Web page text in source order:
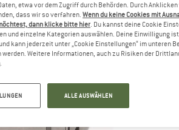
etwa vor dem Zugriff durch Behörden. Durch Anklicken
dass wir so verfahren. Wenn du keine Cookies mit
dann klicke bitte hier. Du kannst deine Cookie
und einzelne Kategorien auswählen. Deine Einwilligung
kann jederzeit unter „Cookie Einstellungen“ im unteren
Weitere Informationen, auch zu Risiken der
.
ALLE AUSWÄHLEN